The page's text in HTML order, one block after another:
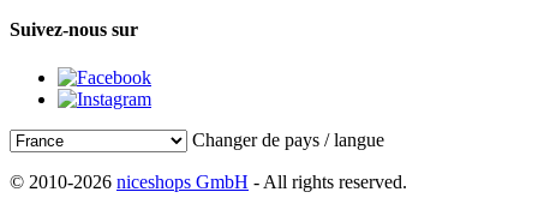
Suivez-nous sur
Changer de pays / langue
© 2010-2026 niceshops GmbH - All rights reserved.